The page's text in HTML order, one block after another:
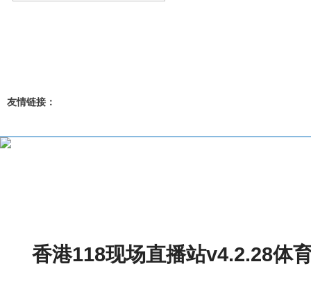
友情链接：
香港118现场直播站v4.2.28体